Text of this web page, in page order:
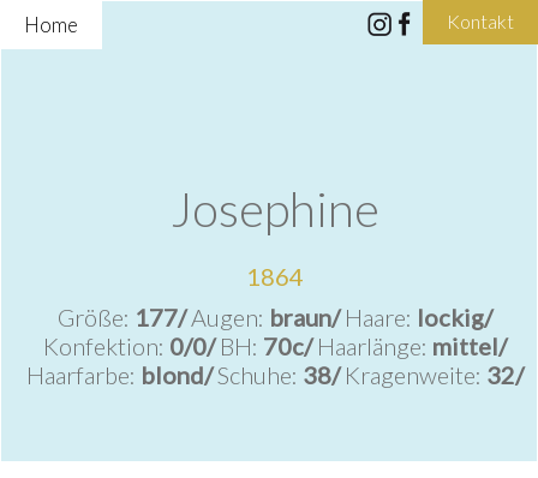
Home Kontakt
Josephine
1864
Größe: 177/Augen: braun/Haare: lockig/
Konfektion: 0/0/BH: 70c/Haarlänge: mittel/
Haarfarbe: blond/Schuhe: 38/Kragenweite: 32/